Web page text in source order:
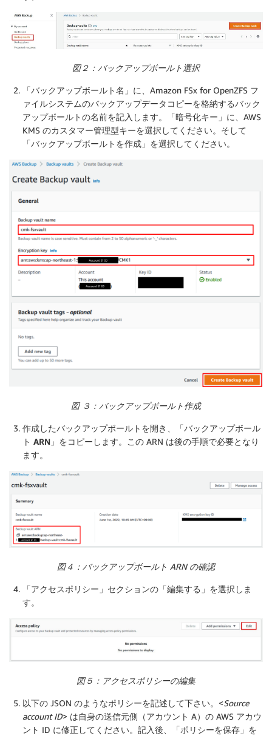
図２：バックアップボールト選択
「バックアップボールト名 」に、Amazon FSx for OpenZFS フ
ァイルシステムのバックアップデータコピーを格納するバック
アップボールトの名前を記入します。「暗号化キー 」に、AWS
KMS のカスタマー管理型キーを選択してください。そして
「バックアップボールトを作成 」を選択してください。
図 ３：バックアップボールト作成
作成したバックアップボールトを開き、「バックアップボール
ト ARN 」をコピーします。この ARN は後の手順で必要となり
ます。
図４：バックアップボールト ARN の確認
「アクセスポリシー 」セクションの「編集する 」を選択しま
す。
図５：アクセスポリシーの編集
以下の JSON のようなポリシーを記述して下さい。<Source
account ID> は自身の送信元側（アカウント A）の AWS アカウ
ント ID に修正してください。記入後、「ポリシーを保存 」を